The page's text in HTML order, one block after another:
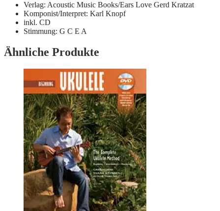
Verlag: Acoustic Music Books/Ears Love Gerd Kratzat
Komponist/Interpret: Karl Knopf
inkl. CD
Stimmung: G C E A
Ähnliche Produkte